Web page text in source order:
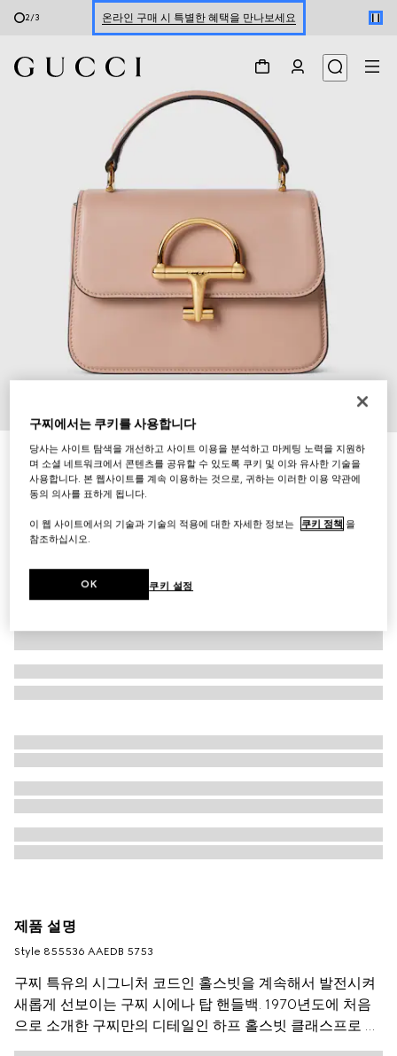
2/3 온라인 구매 시 특별한 혜택을 만나보세요
한정 기간 만나보는 장기 무이자 할부 서비스
7
이니셜로 나만의 특별한 아이템 만들기
[구찌 시에나] 스몰 탑 핸들백
₩3,900,000
제품 설명
Style ‎855536 AAEDB 5753
구찌 특유의 시그니처 코드인 홀스빗을 계속해서 발전시켜
새롭게 선보이는 구찌 시에나 탑 핸들백. 1970년도에 처음
으로 소개한 구찌만의 디테일인 하프 홀스빗 클래스프로 스
타일을 강조한 스무드 레더 소재의 스타일.
구찌에서는 쿠키를 사용합니다
당사는 사이트 탐색을 개선하고 사이트 이용을 분석하고 마케팅 노력을 지원하
며 소셜 네트워크에서 콘텐츠를 공유할 수 있도록 쿠키 및 이와 유사한 기술을
사용합니다. 본 웹사이트를 계속 이용하는 것으로, 귀하는 이러한 이용 약관에
동의 의사를 표하게 됩니다.
이 웹 사이트에서의 기술과 기술의 적용에 대한 자세한 정보는 쿠키 정책 을
참조하십시오.
쿠키 설정
OK